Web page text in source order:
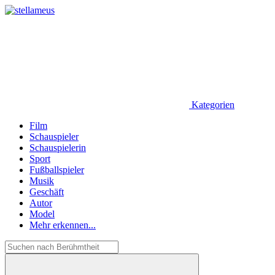
Kategorien
Film
Schauspieler
Schauspielerin
Sport
Fußballspieler
Musik
Geschäft
Autor
Model
Mehr erkennen...